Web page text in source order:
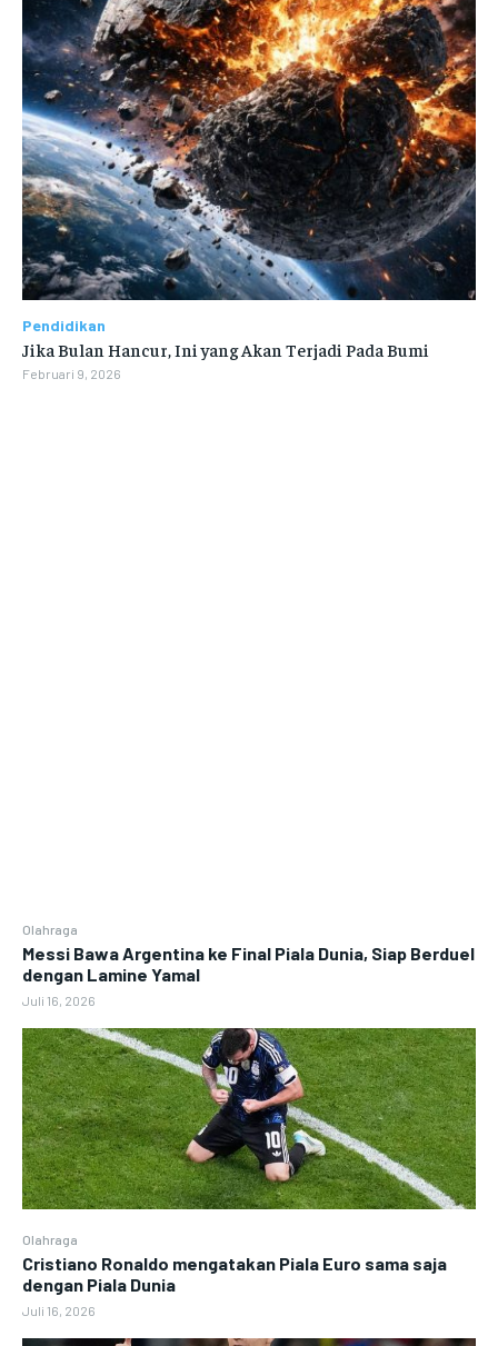
Olahraga
Messi Bawa Argentina ke Final Piala Dunia, Siap Berduel
dengan Lamine Yamal
Juli 16, 2026
Olahraga
Cristiano Ronaldo mengatakan Piala Euro sama saja
dengan Piala Dunia
Juli 16, 2026
Pendidikan
Jika Bulan Hancur, Ini yang Akan Terjadi Pada Bumi
Februari 9, 2026